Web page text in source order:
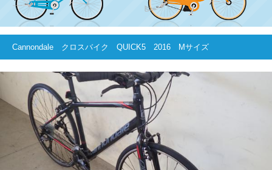
Cannondale クロスバイク QUICK5 2016 Mサイズ